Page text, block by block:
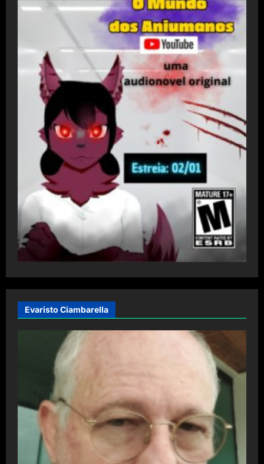
Evaristo Ciambarella